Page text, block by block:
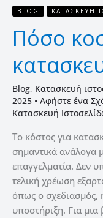
BLOG ΚΑΤΑΣΚΕΥΉ
Πόσο
Blog, Κατασκευή
2025 • Αφήστε ένα
Κατασκευή
Το κόστος για
σημαντικά ανάλογα
επαγγελματία. Δεν
τελική χρέωση
όπως ο σχεδιασμός,
υποστήριξη. Για